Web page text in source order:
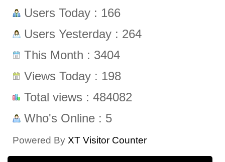
Users Today : 166
Users Yesterday : 264
This Month : 3404
Views Today : 198
Total views : 484082
Who's Online : 5
Powered By XT Visitor Counter